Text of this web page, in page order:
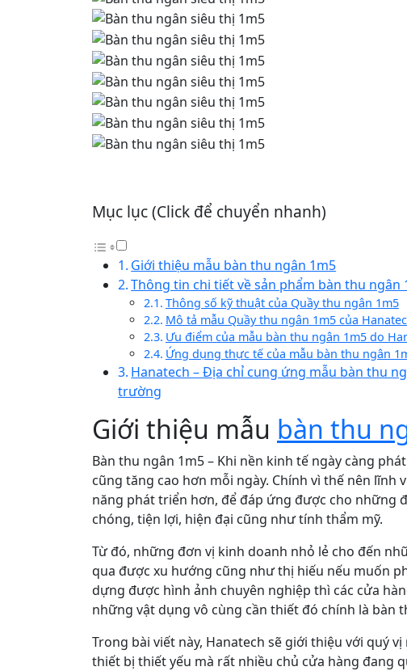
Mục lục (Click để chuyển nhanh)
Giới thiệu mẫu bàn thu ngân 1m5
Thông tin chi tiết về sản phẩm bàn thu ngân
Thông số kỹ thuật của Quầy thu ngân 1m5
Mô tả mẫu Quầy thu ngân 1m5 của
Ưu điểm của mẫu bàn thu ngân 1m5 do
Ứng dụng thực tế của mẫu bàn thu ngân
Hanatech – Địa chỉ cung ứng mẫu bàn thu
trường
Giới thiệu mẫu bàn thu
Bàn thu ngân 1m5 – Khi nền kinh tế ngày càng
cũng tăng cao hơn mỗi ngày. Chính vì thế nên lĩnh
năng phát triển hơn, để đáp ứng được cho những
chóng, tiện lợi, hiện đại cũng như tính thẩm mỹ.
Từ đó, những đơn vị kinh doanh nhỏ lẻ cho đến
qua được xu hướng cũng như thị hiếu nếu muốn
dựng được hình ảnh chuyên nghiệp thì các cửa
những vật dụng vô cùng cần thiết đó chính là bàn
Trong bài viết này, Hanatech sẽ giới thiệu với quý
thiết bị thiết yếu mà rất nhiều chủ cửa hàng đang